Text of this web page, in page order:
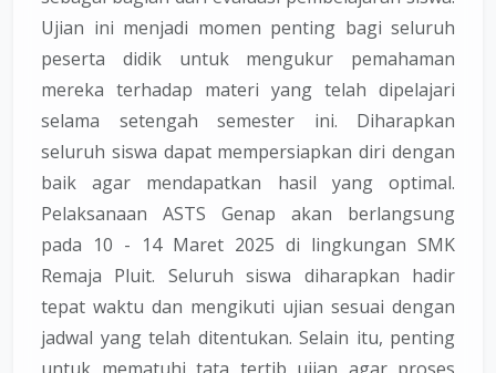
Ujian ini menjadi momen penting bagi seluruh
peserta didik untuk mengukur pemahaman
mereka terhadap materi yang telah dipelajari
selama setengah semester ini. Diharapkan
seluruh siswa dapat mempersiapkan diri dengan
baik agar mendapatkan hasil yang optimal.
Pelaksanaan ASTS Genap akan berlangsung
pada 10 - 14 Maret 2025 di lingkungan SMK
Remaja Pluit. Seluruh siswa diharapkan hadir
tepat waktu dan mengikuti ujian sesuai dengan
jadwal yang telah ditentukan. Selain itu, penting